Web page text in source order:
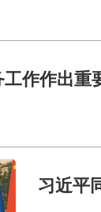
作作出重
习近平